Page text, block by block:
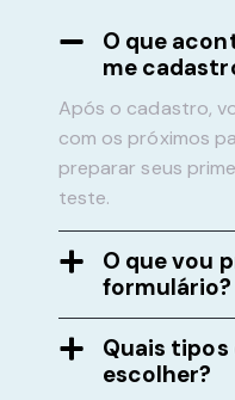
O que
me
Após o cadastro,
com os próximos
preparar seus
teste.
O que vou
formulário?
Quais
escolher?